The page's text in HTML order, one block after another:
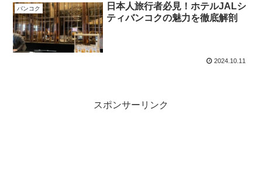
バンコク
日本人旅行者必見！ホテルJALシ
ティバンコクの魅力を徹底解剖
2024.10.11
スポンサーリンク